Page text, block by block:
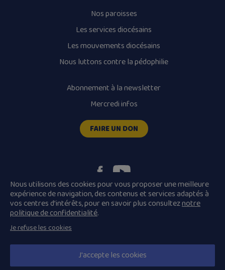
Nos paroisses
Les services diocésains
Les mouvements diocésains
Nous luttons contre la pédophilie
Abonnement à la newsletter
Mercredi infos
FAIRE UN DON
Plan du site
Mentions légales
Conditions Générales de Vente
© 2026 Diocèse de Quimper et Léon, Tous droits réservés.
Nous utilisons des cookies pour vous proposer une meilleure
expérience de navigation, des contenus et services adaptés à
vos centres d’intérêts, pour en savoir plus consulteznotre
politique de confidentialité.
Je refuse les cookies
J'accepte les cookies